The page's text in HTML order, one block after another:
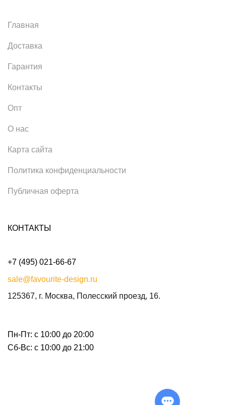
Главная
Доставка
Гарантия
Контакты
Опт
О нас
Карта сайта
Политика конфиденциальности
Публичная оферта
КОНТАКТЫ
+7 (495) 021-66-67
sale@favourite-design.ru
125367, г. Москва, Полесский проезд, 16.
Пн-Пт: с 10:00 до 20:00
Сб-Вс: с 10:00 до 21:00